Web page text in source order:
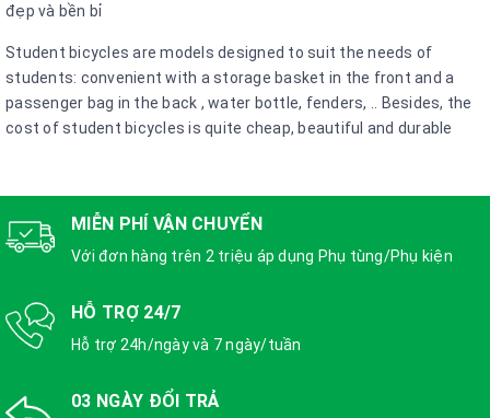
đẹp và bền bỉ
Student bicycles are models designed to suit the needs of
students: convenient with a storage basket in the front and a
passenger bag in the back , water bottle, fenders, .. Besides, the
cost of student bicycles is quite cheap, beautiful and durable
MIỄN PHÍ VẬN CHUYỂN
Với đơn hàng trên 2 triệu áp dụng Phụ tùng/Phụ kiện
HỖ TRỢ 24/7
Hỗ trợ 24h/ngày và 7 ngày/tuần
03 NGÀY ĐỔI TRẢ